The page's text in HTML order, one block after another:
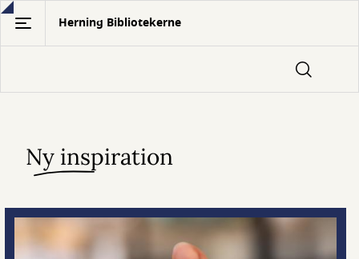
Gå
hovedindhold
Herning Bibliotekerne
Velkommen
Herning
Bibliotekerne
Ny inspiration